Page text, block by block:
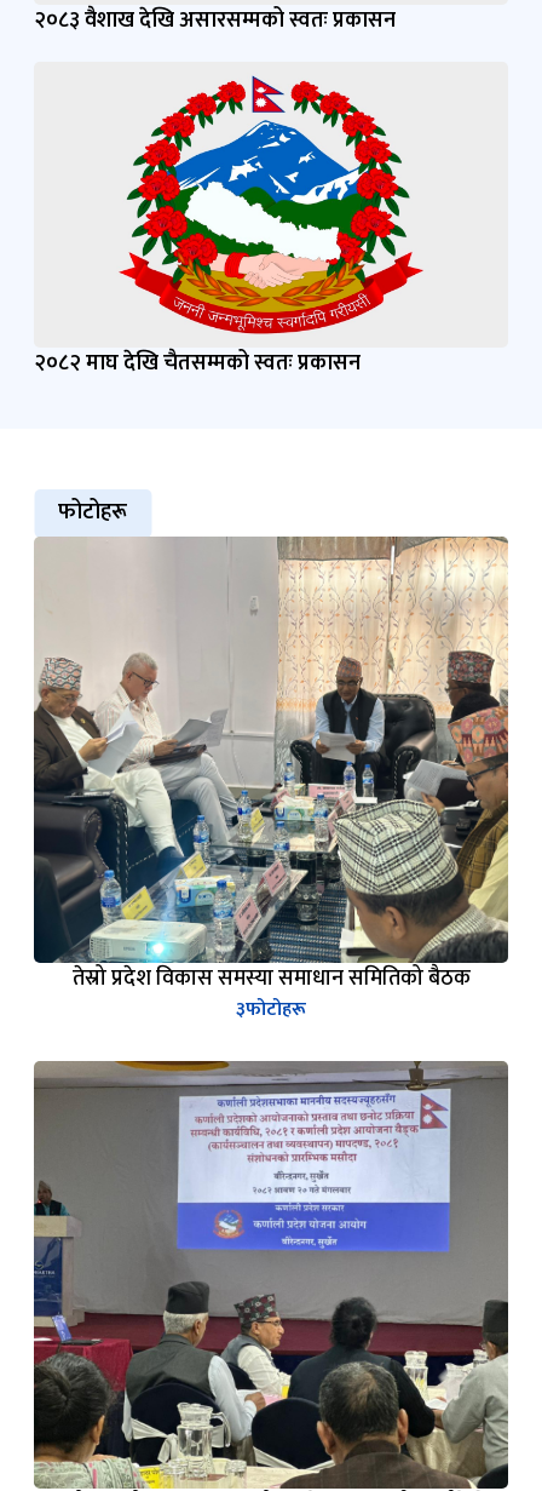
२०८३ वैशाख देखि असारसम्मको स्वतः प्रकासन
२०८२ माघ देखि चैतसम्मको स्वतः प्रकासन
फोटोहरू
तेस्रो प्रदेश विकास समस्या समाधान समितिको बैठक
३फोटोहरू